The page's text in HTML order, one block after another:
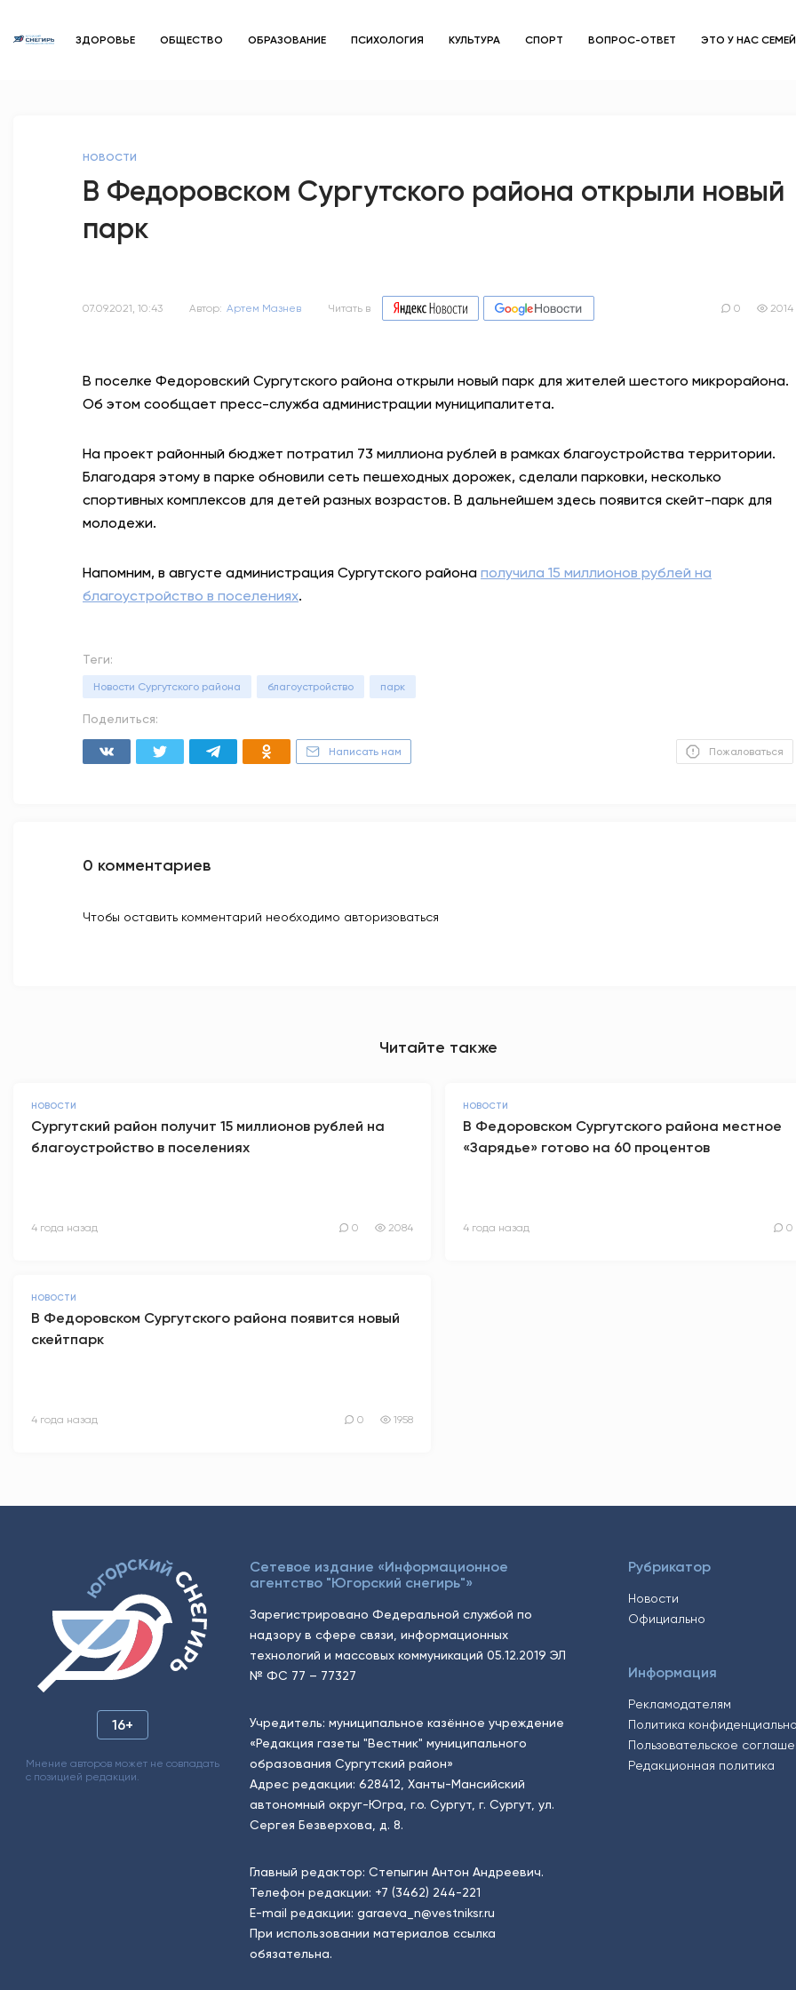
ЗДОРОВЬЕ ОБЩЕСТВО ОБРАЗОВАНИЕ ПСИХОЛОГИЯ КУЛЬТУРА СПОРТ ВОПРОС-ОТВЕТ ЭТО У НАС
СПОРТ
ЭТО У НАС СЕМЕЙНОЕ
НОВОСТИ
НОВОСТИ
В Федоровском Сургутского района открыли новый
парк
07.09.2021, 10:43 Автор: Артем Мазнев Читать в 0 2014
В поселке Федоровский Сургутского района открыли новый парк для жителей шестого микрорайона.
Об этом сообщает пресс-служба администрации муниципалитета.
На проект районный бюджет потратил 73 миллиона рублей в рамках благоустройства территории.
Благодаря этому в парке обновили сеть пешеходных дорожек, сделали парковки, несколько
спортивных комплексов для детей разных возрастов. В дальнейшем здесь появится скейт-парк для
молодежи.
Напомним, в августе администрация Сургутского района получила 15 миллионов рублей на
благоустройство в поселениях.
Теги:
Новости Сургутского района благоустройство парк
Поделиться:
Написать нам Пожаловаться
0 комментариев
Чтобы оставить комментарий необходимо авторизоваться
Читайте также
НОВОСТИ
Сургутский район получит 15 миллионов рублей на
благоустройство в поселениях
4 года назад 0 2084
НОВОСТИ
В Федоровском Сургутского района местное
«Зарядье» готово на 60 процентов
4 года назад 0
НОВОСТИ
В Федоровском Сургутского района появится новый
скейтпарк
4 года назад 0 1958
16+
Мнение авторов может не совпадать
с позицией редакции.
Сетевое издание «Информационное
агентство "Югорский снегирь"»
Зарегистрировано Федеральной службой по
надзору в сфере связи, информационных
технологий и массовых коммуникаций 05.12.2019 ЭЛ
№ ФС 77 – 77327
Учредитель: муниципальное казённое учреждение
«Редакция газеты "Вестник" муниципального
образования Сургутский район»
Адрес редакции: 628412, Ханты-Мансийский
автономный округ-Югра, г.о. Сургут, г. Сургут, ул.
Сергея Безверхова, д. 8.
Главный редактор: Степыгин Антон Андреевич.
Телефон редакции: +7 (3462) 244-221
E-mail редакции: garaeva_n@vestniksr.ru
При использовании материалов ссылка
обязательна.
Рубрикатор
Новости
Официально
Информация
Рекламодателям
Политика
Пользовательское
Редакционная политика